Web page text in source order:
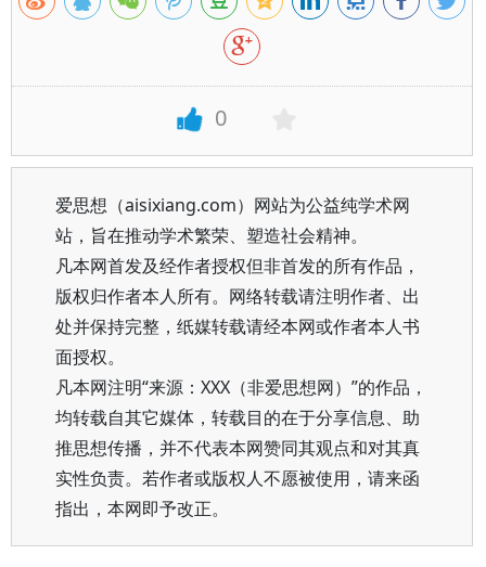
0
爱思想（aisixiang.com）网站为公益纯学术网
站，旨在推动学术繁荣、塑造社会精神。
凡本网首发及经作者授权但非首发的所有作品，
版权归作者本人所有。网络转载请注明作者、出
处并保持完整，纸媒转载请经本网或作者本人书
面授权。
凡本网注明“来源：XXX（非爱思想网）”的作品，
均转载自其它媒体，转载目的在于分享信息、助
推思想传播，并不代表本网赞同其观点和对其真
实性负责。若作者或版权人不愿被使用，请来函
指出，本网即予改正。